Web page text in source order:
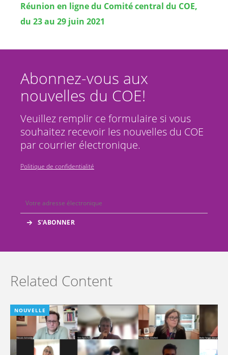
Réunion en ligne du Comité central du COE,
du 23 au 29 juin 2021
Abonnez-vous aux
nouvelles du COE!
Veuillez remplir ce formulaire si vous
souhaitez recevoir les nouvelles du COE
par courrier électronique.
Politique de confidentialité
Related Content
NOUVELLE